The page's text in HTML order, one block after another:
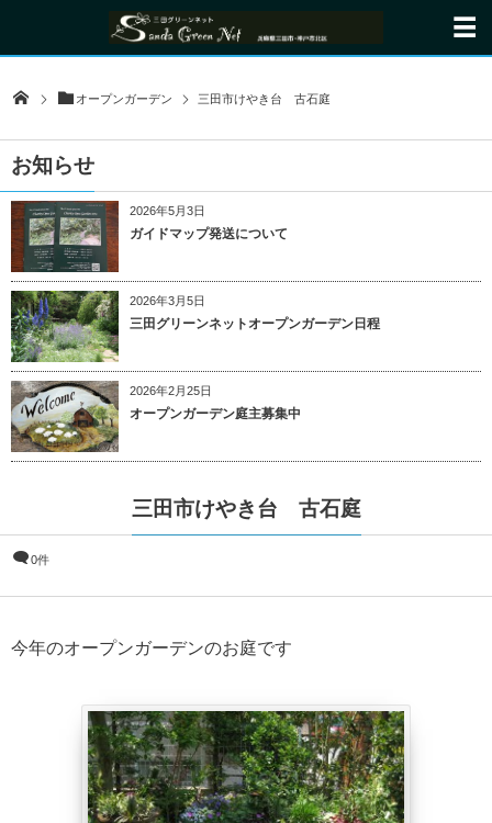
オープンガーデン 三田市けやき台 古石庭
お知らせ
2026年5月3日
ガイドマップ発送について
2026年3月5日
三田グリーンネットオープンガーデン日程
2026年2月25日
オープンガーデン庭主募集中
三田市けやき台 古石庭
0件
今年のオープンガーデンのお庭です